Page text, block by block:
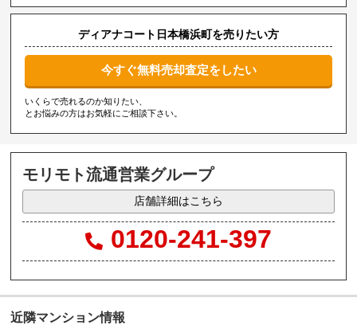
ディアナコート日本橋浜町を売りたい方
今すぐ無料売却査定をしたい
いくらで売れるのか知りたい、
とお悩みの方はお気軽にご相談下さい。
モリモト流通営業グループ
店舗詳細はこちら
0120-241-397
近隣マンション情報